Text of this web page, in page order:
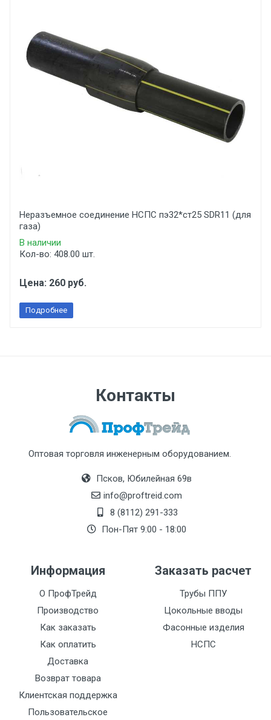
Неразъемное соединение НСПС пэ32*ст25 SDR11 (для
газа)
В наличии
Кол-во: 408.00 шт.
Цена: 260 руб.
Подробнее
Контакты
Оптовая торговля инженерным оборудованием.
Псков, Юбилейная 69в
info@proftreid.com
8 (8112) 291-333
Пон-Пят 9:00 - 18:00
Информация
О ПрофТрейд
Производство
Как заказать
Как оплатить
Доставка
Возврат товара
Клиентская поддержка
Пользовательское
Заказать расчет
Трубы ППУ
Цокольные вводы
Фасонные изделия
НСПС